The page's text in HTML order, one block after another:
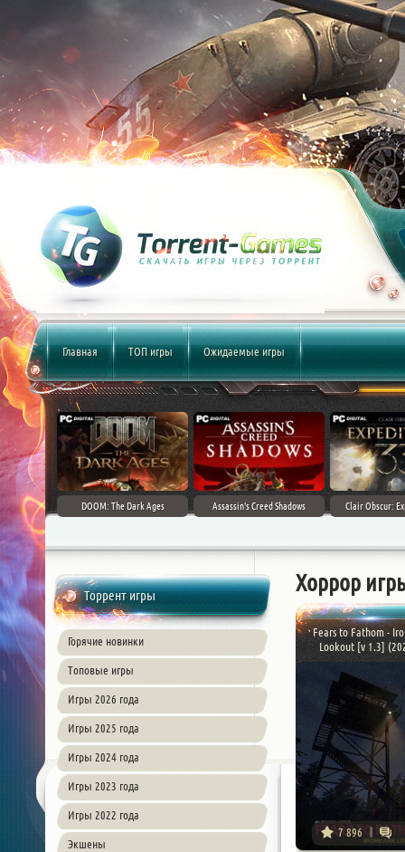
Главная ТОП игры Ожидаемые игры
DOOM: The Dark Ages Assassin's Creed Shadows Clair Obscur:
Торрент игры
Горячие новинки
Топовые игры
Игры 2026 года
Игры 2025 года
Игры 2024 года
Игры 2023 года
Игры 2022 года
Экшены
Хоррор
Fears to Fathom -
Lookout [v 1.3]
7 896